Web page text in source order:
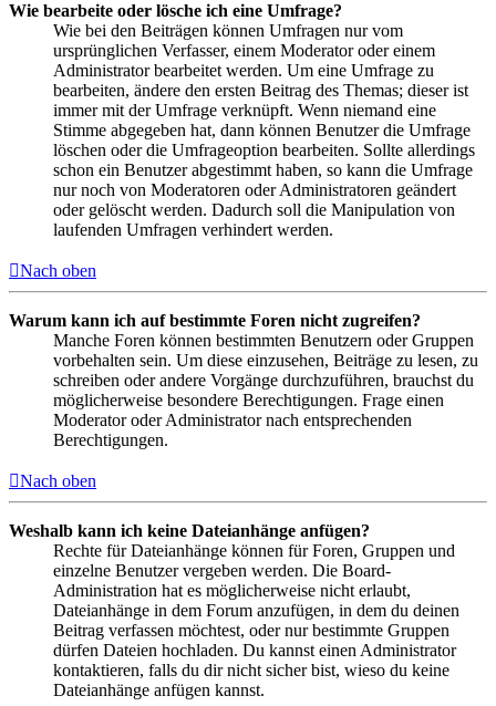
Wie bearbeite oder lösche ich eine Umfrage?
Wie bei den Beiträgen können Umfragen nur vom
ursprünglichen Verfasser, einem Moderator oder einem
Administrator bearbeitet werden. Um eine Umfrage zu
bearbeiten, ändere den ersten Beitrag des Themas; dieser ist
immer mit der Umfrage verknüpft. Wenn niemand eine
Stimme abgegeben hat, dann können Benutzer die Umfrage
löschen oder die Umfrageoption bearbeiten. Sollte allerdings
schon ein Benutzer abgestimmt haben, so kann die Umfrage
nur noch von Moderatoren oder Administratoren geändert
oder gelöscht werden. Dadurch soll die Manipulation von
laufenden Umfragen verhindert werden.
Nach oben
Warum kann ich auf bestimmte Foren nicht zugreifen?
Manche Foren können bestimmten Benutzern oder Gruppen
vorbehalten sein. Um diese einzusehen, Beiträge zu lesen, zu
schreiben oder andere Vorgänge durchzuführen, brauchst du
möglicherweise besondere Berechtigungen. Frage einen
Moderator oder Administrator nach entsprechenden
Berechtigungen.
Nach oben
Weshalb kann ich keine Dateianhänge anfügen?
Rechte für Dateianhänge können für Foren, Gruppen und
einzelne Benutzer vergeben werden. Die Board-
Administration hat es möglicherweise nicht erlaubt,
Dateianhänge in dem Forum anzufügen, in dem du deinen
Beitrag verfassen möchtest, oder nur bestimmte Gruppen
dürfen Dateien hochladen. Du kannst einen Administrator
kontaktieren, falls du dir nicht sicher bist, wieso du keine
Dateianhänge anfügen kannst.